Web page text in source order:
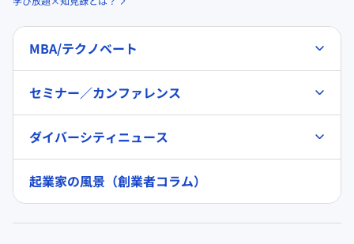
MBA/テクノベート
セミナー／カンファレンス
ダイバーシティニュース
起業家の風景（創業者コラム）